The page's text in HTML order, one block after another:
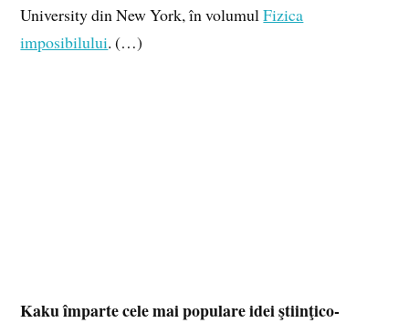
University din New York, în volumulFizica
imposibilului. (…)
Kaku împarte cele mai populare idei ştiinţico-